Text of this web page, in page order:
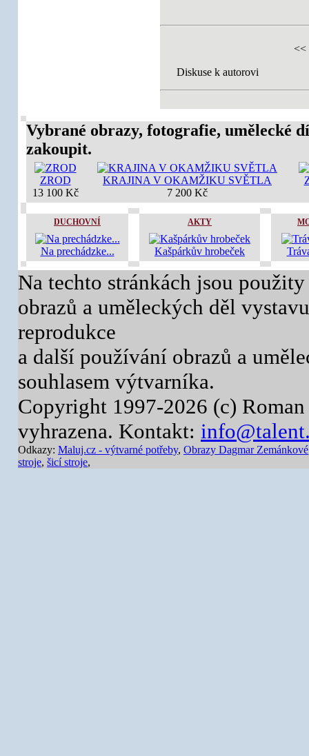
<<
Diskuse k autorovi
Vybrané obrazy, fotografie, umělecké
zakoupit.
ZROD
13 100 Kč
KRAJINA V OKAMŽIKU SVĚTLA
7 200 Kč
DUCHOVNÍ
Na prechádzke...
AKTY
Kašpárkův hrobeček
Na techto stránkách jsou
obrazů a uměleckých děl
reprodukce
a další používání obrazů a
souhlasem výtvarníka.
Copyright 1997-2026 (c)
vyhrazena. Kontakt:
Odkazy: Maluj.cz - výtvarné potřeby, Obrazy Dagmar Zemánkové
stroje, šicí stroje,